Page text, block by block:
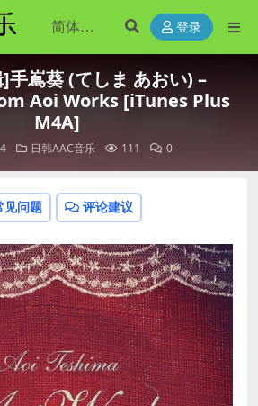
登录
手嶌葵 (てしま あおい) –
Aoi Works [iTunes Plus
M4A]
日韩AAC音乐 111 0
见问题 评论建议